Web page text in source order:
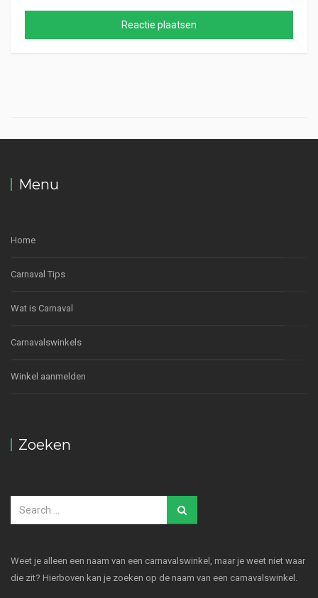
Menu
Home
Carnaval Tips
Wat is Carnaval
Carnavalswinkels
Winkel aanmelden
Zoeken
Weet je alleen een naam van een carnavalswinkel, maar je weet niet waar
die zit? Hierboven kan je zoeken op de naam van een carnavalswinkel.